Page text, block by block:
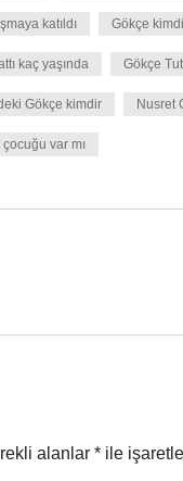
katıldı Gökçe
kaç yaşında Gökçe
Gökçe kimdir Nusret
çocuğu var mı
alanlar * ile